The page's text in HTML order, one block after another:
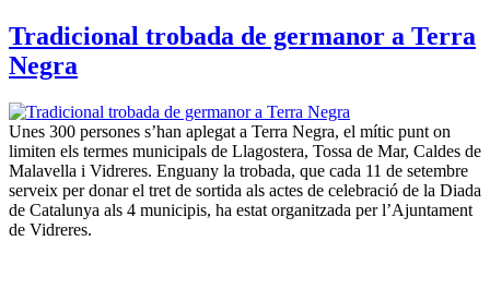
Tradicional trobada de germanor a Terra
Negra
Unes 300 persones s’han aplegat a Terra Negra, el mític punt on
limiten els termes municipals de Llagostera, Tossa de Mar, Caldes de
Malavella i Vidreres. Enguany la trobada, que cada 11 de setembre
serveix per donar el tret de sortida als actes de celebració de la Diada
de Catalunya als 4 municipis, ha estat organitzada per l’Ajuntament
de Vidreres.